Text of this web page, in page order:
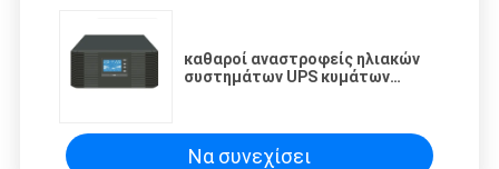
καθαροί αναστροφείς ηλιακών
συστημάτων UPS κυμάτων
Να συνεχίσει